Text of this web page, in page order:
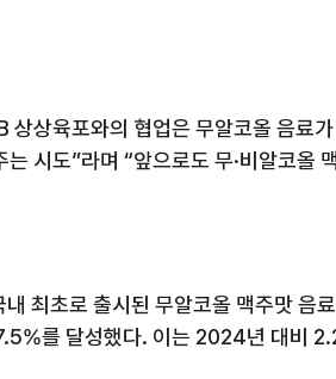
상상육포와의 협업은 무알코올 음료
시도”라며 “앞으로도 무·비알코
내 최초로 출시된 무알코올 맥주맛 음
를 달성했다. 이는 2024년 대비